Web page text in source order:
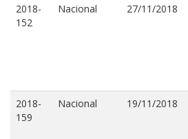
2018-
152
Nacional 27/11/2018
2018-
159
Nacional 19/11/2018